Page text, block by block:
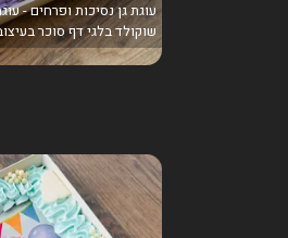
עוגת גן נסיכות ופרחים -
שוקולד בלגי דף סוכר